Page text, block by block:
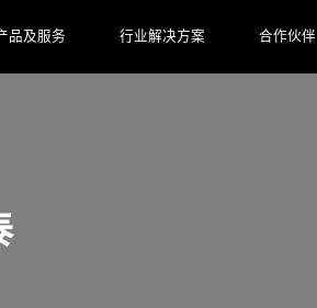
品及服务 行业解决方案 合作伙伴